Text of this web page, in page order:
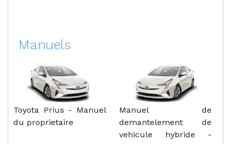
Manuels
Toyota Prius - Manuel
du proprietaire
Manuel de
demantelement de
vehicule hybride -